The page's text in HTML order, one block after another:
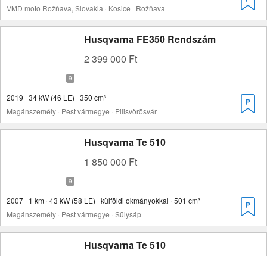
VMD moto Rožňava, Slovakia · Kosice · Rožňava
Husqvarna FE350 Rendszám
2 399 000 Ft
2019 · 34 kW (46 LE) · 350 cm³
Magánszemély · Pest vármegye · Pilisvörösvár
Husqvarna Te 510
1 850 000 Ft
2007 · 1 km · 43 kW (58 LE) · külföldi okmányokkal · 501 cm³
Magánszemély · Pest vármegye · Sülysáp
Husqvarna Te 510